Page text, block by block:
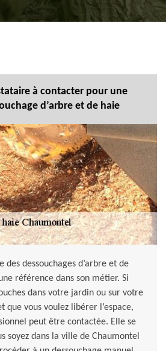
à contacter pour une
d’arbre et de haie
des dessouchages d’arbre et de
référence dans son métier. Si
dans votre jardin ou sur votre
vous voulez libérer l’espace,
peut être contactée. Elle se
soyez dans la ville de Chaumontel